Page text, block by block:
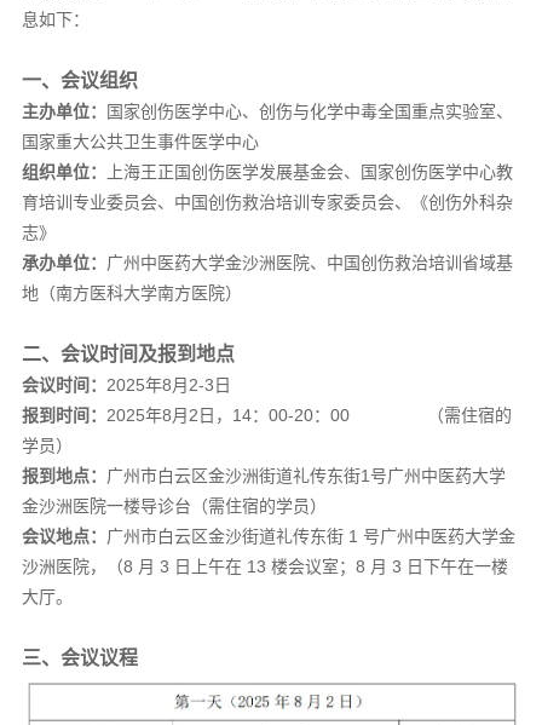
息如下：
一、会议组织
主办单位：
国家创伤医学中心、创伤与化学中毒全国重点实验室、
国家重大公共卫生事件医学中心
组织单位：
上海王正国创伤医学发展基金会、国家创伤医学中心教
育培训专业委员会、中国创伤救治培训专家委员会、《创伤外科杂
志》
承办单位： 广州中医药大学金沙洲医院、中国创伤救治培训省域基
地（南方医科大学南方医院）
二、会议时间及报到地点
会议时间： 2025年8月2-3日
报到时间： 2025年8月2日，14：00-20：00 （需住宿的
学员）
报到地点： 广州市白云区金沙洲街道礼传东街1号广州中医药大学
金沙洲医院一楼导诊台（需住宿的学员）
会议地点： 广州市白云区金沙街道礼传东街 1 号广州中医药大学金
沙洲医院，（8 月 3 日上午在 13 楼会议室；8 月 3 日下午在一楼
大厅。
三、会议议程